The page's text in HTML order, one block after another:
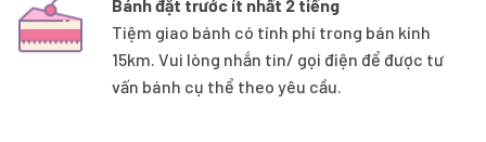
Bánh đặt trước ít nhất 2 tiếng
Tiệm giao bánh có tính phí trong bán kính
15km. Vui lòng nhắn tin/ gọi điện để được tư
vấn bánh cụ thể theo yêu cầu.